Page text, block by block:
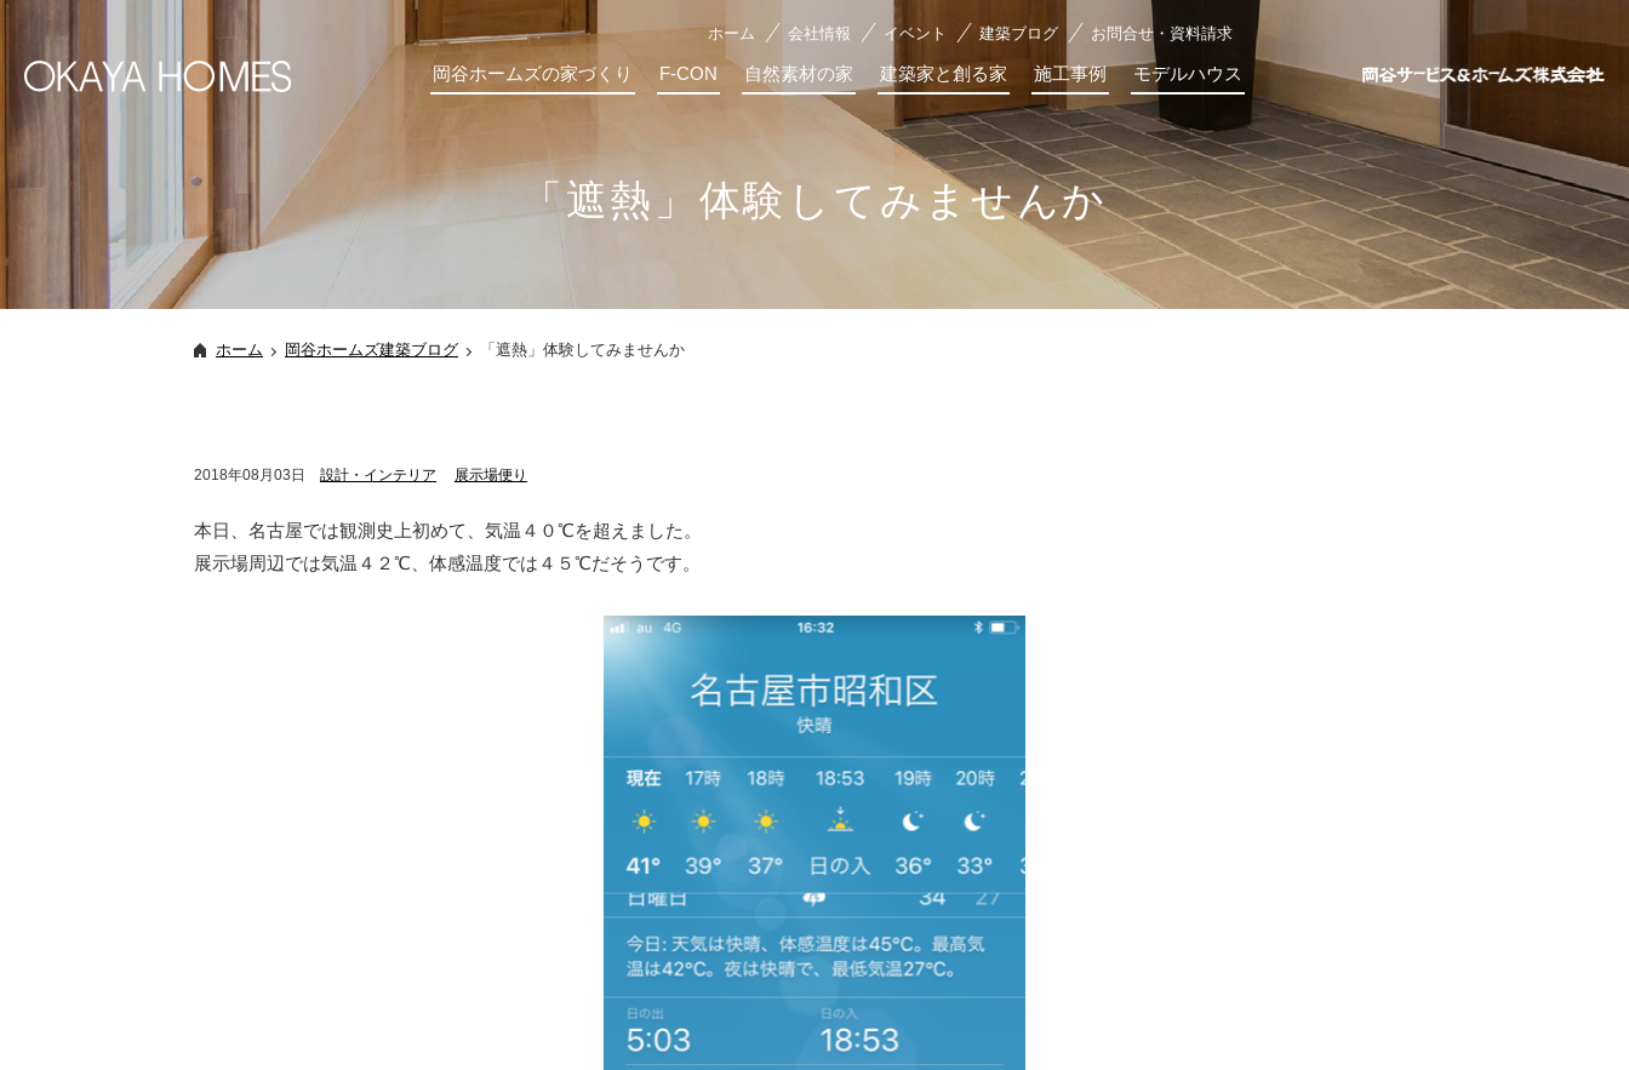
ホーム 会社情報 イベント 建築ブログ お問合せ・資料請求
岡谷ホームズの家づくり F-CON 自然素材の家 建築家と創る家 施工事例 モデルハウス
「遮熱」体験してみませんか
ホーム 岡谷ホームズ建築ブログ 「遮熱」体験してみませんか
2018年08月03日 設計・インテリア 展示場便り
本日、名古屋では観測史上初めて、気温４０℃を超えました。
展示場周辺では気温４２℃、体感温度では４５℃だそうです。